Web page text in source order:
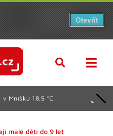
Mníšku 18.5 °C
malé děti do 9 let
Otevřít